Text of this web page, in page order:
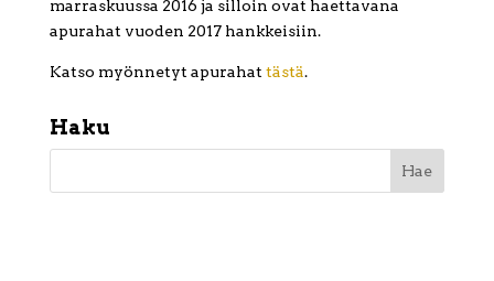
marraskuussa 2016 ja silloin ovat haettavana
apurahat vuoden 2017 hankkeisiin.
Katso myönnetyt apurahat tästä.
Haku